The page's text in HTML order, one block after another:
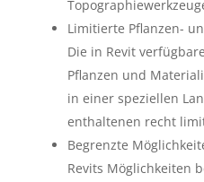
Limitierte Pflanzen-
Die in Revit
Pflanzen und
in einer speziellen
enthaltenen recht
Begrenzte
Revits Möglichkeiten